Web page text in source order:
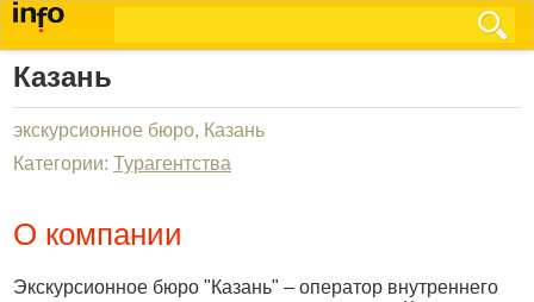
Казань
экскурсионное бюро, Казань
Категории: Турагентства
О компании
Экскурсионное бюро "Казань" – оператор внутреннего